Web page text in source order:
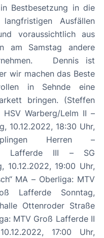
Bestbesetzung in die
Ausfällen
voraussichtlich aus
am Samstag andere
Dennis ist
wir machen das Beste
in Sehnde eine
bringen. (Steffen
Herren –
Sonntag,
Ottenroder Straße